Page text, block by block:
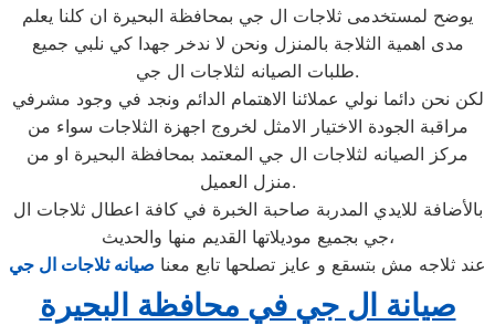
يوضح لمستخدمى ثلاجات ال جي بمحافظة البحيرة ان كلنا يعلم
مدى اهمية الثلاجة بالمنزل ونحن لا ندخر جهدا كي نلبي جميع
طلبات الصيانه لثلاجات ال جي.
لكن نحن دائما نولي عملائنا الاهتمام الدائم ونجد في وجود مشرفي
مراقبة الجودة الاختيار الامثل لخروج اجهزة الثلاجات سواء من
مركز الصيانه لثلاجات ال جي المعتمد بمحافظة البحيرة او من
منزل العميل.
بالأضافة للايدي المدربة صاحبة الخبرة في كافة اعطال ثلاجات ال
جي بجميع موديلاتها القديم منها والحديث،
عند ثلاجه مش بتسقع و عايز تصلحها تابع معنا صيانه ثلاجات ال جي
صيانة ال جي في محافظة البحيرة